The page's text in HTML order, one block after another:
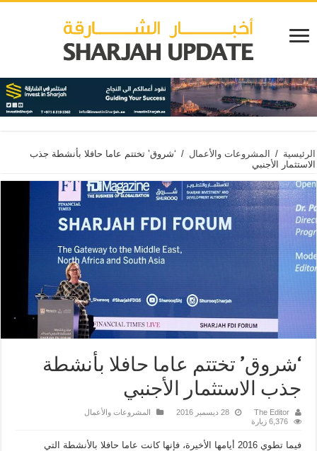
الرئيسية / المشروعات والأعمال / ‘شروق’ تختتم عاما حافلا بأنشطة جذب
الاستثمار الأجنبي
‘شروق’ تختتم عاما حافلا بأنشطة
جذب الاستثمار الأجنبي
The Editor 28 ديسمبر 2016
المشروعات والأعمال
6,376 زيارة
فيما تطوي 2016 أيامها الأخيرة، فإنها كانت عاما حافلا بالأنشطة التي